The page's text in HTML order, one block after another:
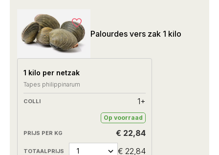
Palourdes vers zak 1 kilo
1 kilo per netzak
Tapes philippinarum
1+
Op voorraad
€ 22,84
€ 22,84